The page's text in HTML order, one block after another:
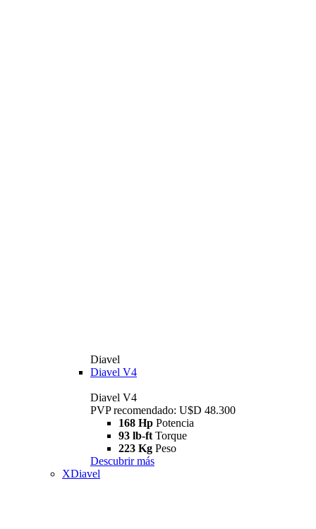
Diavel
Diavel V4
Diavel V4
PVP recomendado: U$D 48.300
168 Hp Potencia
93 lb-ft Torque
223 Kg Peso
Descubrir más
XDiavel